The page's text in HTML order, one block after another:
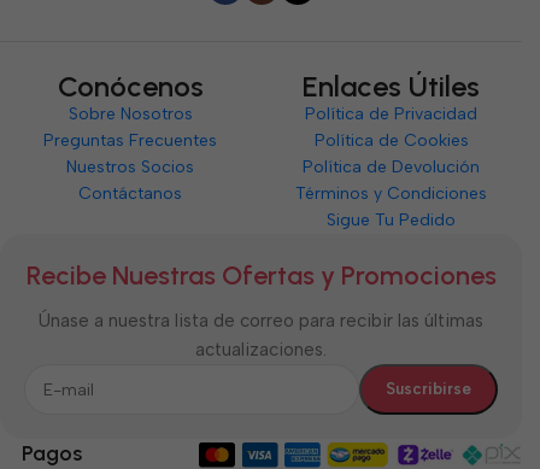
Conócenos
Sobre Nosotros
Preguntas Frecuentes
Nuestros Socios
Contáctanos
Enlaces Útiles
Política de Privacidad
Política de Cookies
Política de Devolución
Términos y Condiciones
Sigue Tu Pedido
Recibe Nuestras Ofertas y Promociones
Únase a nuestra lista de correo para recibir las últimas
actualizaciones.
Pagos